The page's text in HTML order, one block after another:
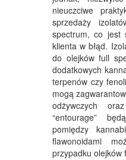
nieuczciwe
sprzedaży
spectrum, co jest
klienta w błąd.
do olejków full
dodatkowych
terpenów czy
mogą
odżywczych
“entourage”
pomiędzy
flawonoidami
przypadku olejków